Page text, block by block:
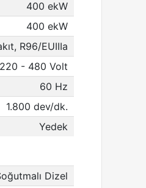
400 ekW
400 ekW
R96/EUIIIa
220 - 480 Volt
60 Hz
1.800 dev/dk.
Yedek
Dizel